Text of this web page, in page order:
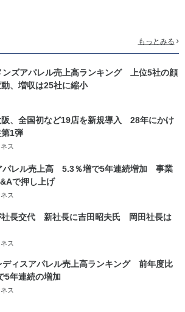
もっとみる
ンズアパレル売上高ランキング 上位5社の顔
、増収は25社に縮小
阪、全国初など19店を新規導入 28年にかけ
1弾
ス
パレル売上高 5.3％増で5年連続増加 事業
で押し上げ
ス
社長交代 新社長に吉田昭夫氏 岡田社長は
ス
ディスアパレル売上高ランキング 前年度比
5年連続の増加
ス